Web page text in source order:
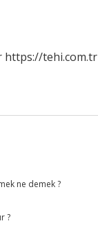
https://tehi.com.tr
ne demek ?
?